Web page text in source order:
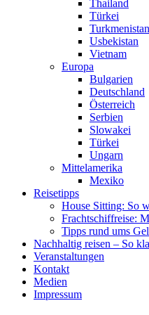
Thailand
Türkei
Turkmenistan
Usbekistan
Vietnam
Europa
Bulgarien
Deutschland
Österreich
Serbien
Slowakei
Türkei
Ungarn
Mittelamerika
Mexiko
Reisetipps
House Sitting: So
Frachtschiffreise:
Tipps rund ums
Nachhaltig reisen – So
Veranstaltungen
Kontakt
Medien
Impressum